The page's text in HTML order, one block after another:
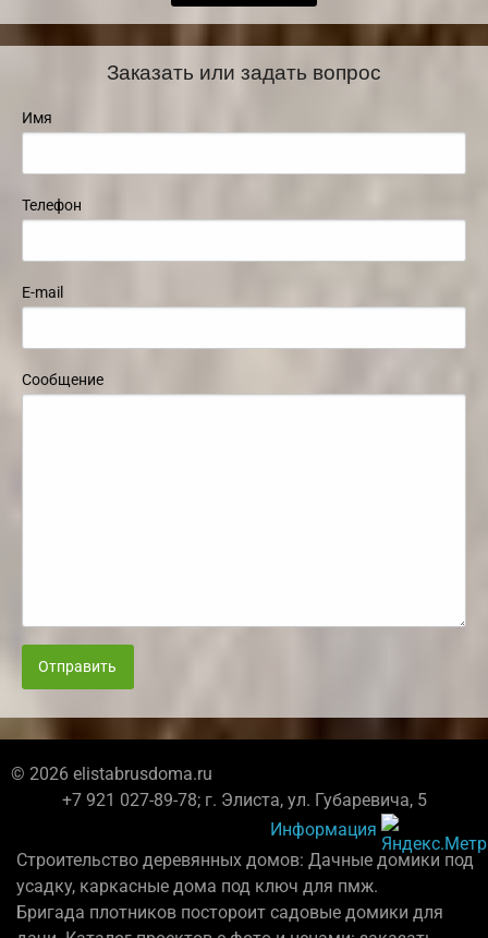
Заказать или задать вопрос
Имя
Телефон
E-mail
Сообщение
Отправить
© 2026 elistabrusdoma.ru
+7 921 027-89-78; г. Элиста, ул. Губаревича, 5
Информация
Строительство деревянных домов: Дачные домики под
усадку, каркасные дома под ключ для пмж.
Бригада плотников постороит садовые домики для